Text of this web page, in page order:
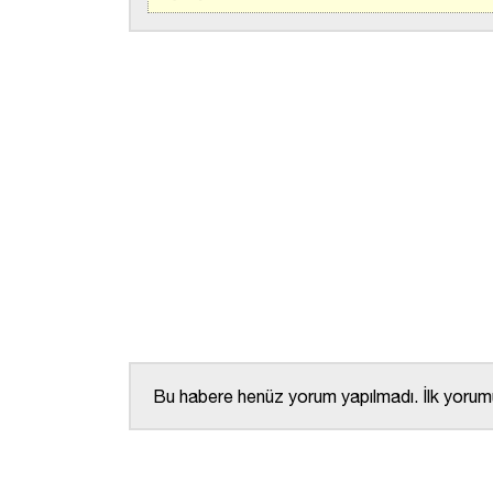
Bu habere henüz yorum yapılmadı. İlk